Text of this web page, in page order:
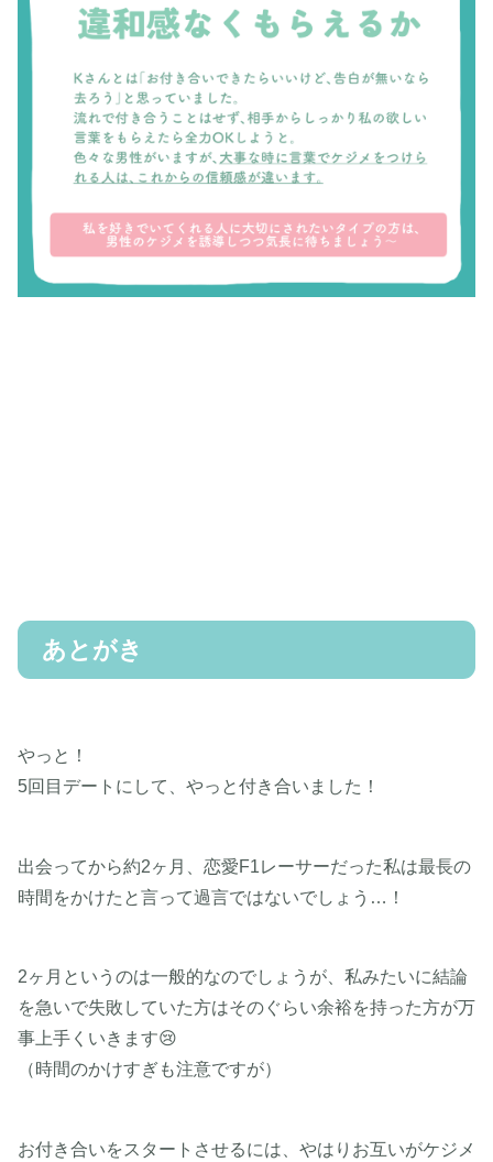
あとがき
やっと！
5回目デートにして、やっと付き合いました！
出会ってから約2ヶ月、恋愛F1レーサーだった私は最長の
時間をかけたと言って過言ではないでしょう…！
2ヶ月というのは一般的なのでしょうが、私みたいに結論
を急いで失敗していた方はそのぐらい余裕を持った方が万
事上手くいきます😢
（時間のかけすぎも注意ですが）
お付き合いをスタートさせるには、やはりお互いがケジメ